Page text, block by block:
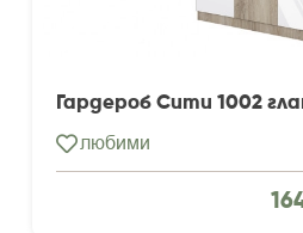
Гардероб Сити 1002
любими